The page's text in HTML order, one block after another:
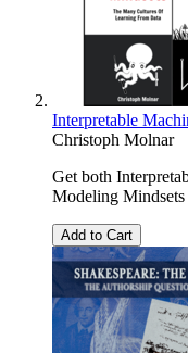
Interpretable
Christoph Molnar
Get both
Modeling
Add to Cart